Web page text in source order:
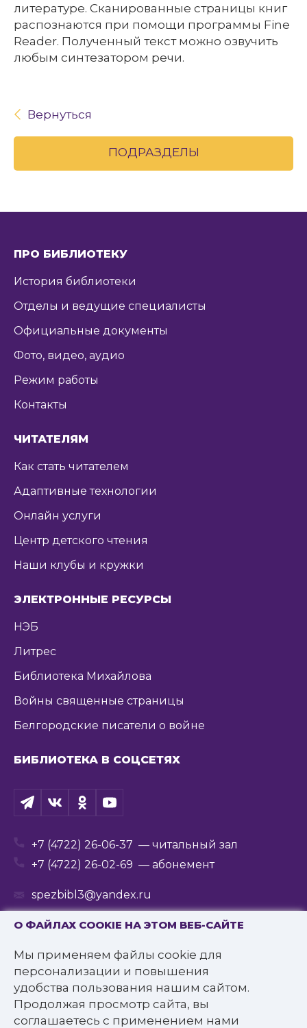
О ФАЙЛАХ COOKIE НА ЭТОМ ВЕБ-САЙТЕ
Мы применяем файлы cookie для
персонализации и повышения
удобства пользования нашим сайтом.
Продолжая просмотр сайта, вы
соглашаетесь с применением нами
литературе. Сканированные страницы книг
распознаются при помощи программы Fine
Reader. Полученный текст можно озвучить
любым синтезатором речи.
Вернуться
ПОДРАЗДЕЛЫ
ПРО БИБЛИОТЕКУ
История библиотеки
Отделы и ведущие специалисты
Официальные документы
Фото, видео, аудио
Режим работы
Контакты
ЧИТАТЕЛЯМ
Как стать читателем
Адаптивные технологии
Онлайн услуги
Центр детского чтения
Наши клубы и кружки
ЭЛЕКТРОННЫЕ РЕСУРСЫ
НЭБ
Литрес
Библиотека Михайлова
Войны священные страницы
Белгородские писатели о войне
БИБЛИОТЕКА В СОЦСЕТЯХ
+7 (4722) 26-06-37 — читальный зал
+7 (4722) 26-02-69 — абонемент
spezbibl3@yandex.ru
© 2016—2022 Государственное бюджетное
учреждение культуры
«Белгородская государственная специальная
библиотека для слепых им. В.Я. Ерошенко».